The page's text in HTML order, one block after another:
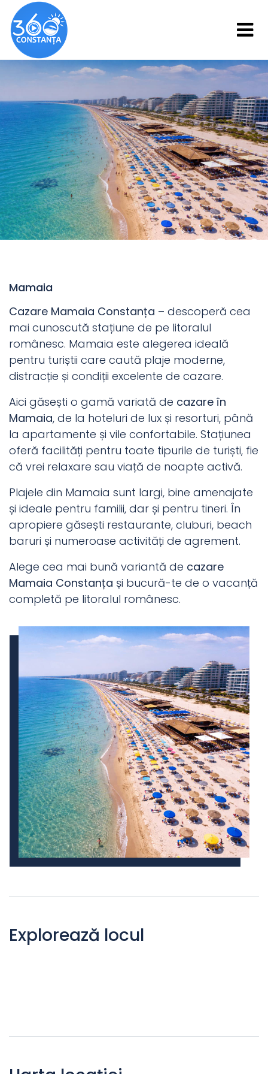
Mamaia
Cazare Mamaia Constanța – descoperă cea
mai cunoscută stațiune de pe litoralul
românesc. Mamaia este alegerea ideală
pentru turiștii care caută plaje moderne,
distracție și condiții excelente de cazare.
Aici găsești o gamă variată de cazare în
Mamaia, de la hoteluri de lux și resorturi, până
la apartamente și vile confortabile. Stațiunea
oferă facilități pentru toate tipurile de turiști, fie
că vrei relaxare sau viață de noapte activă.
Plajele din Mamaia sunt largi, bine amenajate
și ideale pentru familii, dar și pentru tineri. În
apropiere găsești restaurante, cluburi, beach
baruri și numeroase activități de agrement.
Alege cea mai bună variantă de cazare
Mamaia Constanța și bucură-te de o vacanță
completă pe litoralul românesc.
Explorează locul